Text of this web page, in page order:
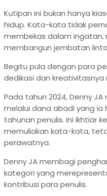
Kutipan ini bukan hanya
hidup. Kata-kata tidak
membekas dalam
membangun jembatan
Begitu pula dengan para
dedikasi dan
Pada tahun 2024, Denny
melalui dana abadi yang ia
tahunan penulis. Ini ikhtiar
memuliakan kata-kata,
perawatnya.
Denny JA membagi
kategori yang
kontribusi para penulis.